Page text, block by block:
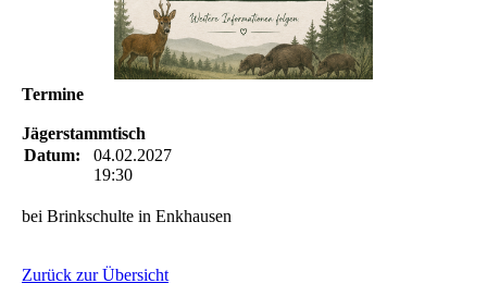
Termine
Jägerstammtisch
Datum:
04.02.2027
19:30
bei Brinkschulte in Enkhausen
Zurück zur Übersicht